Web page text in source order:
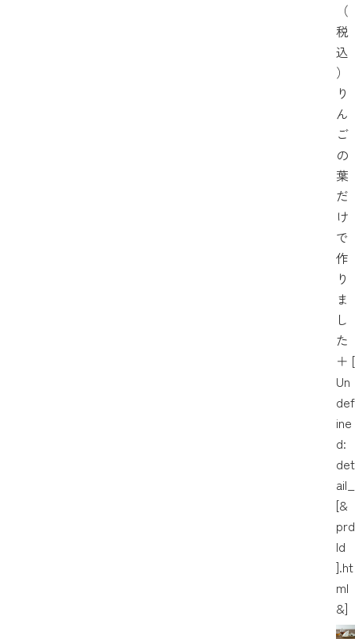
（
税
込
）
り
ん
ご
の
葉
だ
け
で
作
り
ま
し
た
＋ [
Un
def
ine
d:
det
ail_
[&
prd
Id
].ht
ml
&]